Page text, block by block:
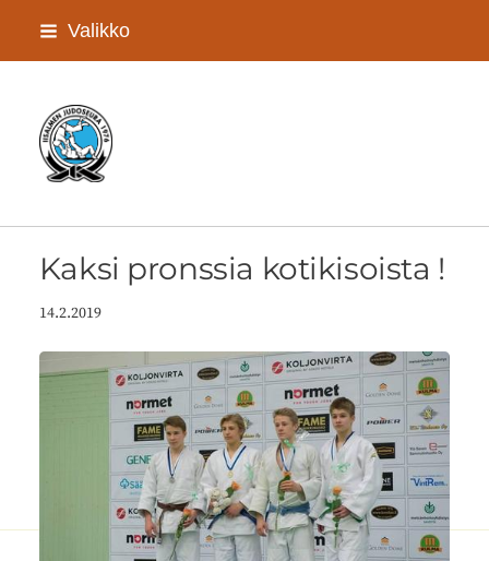
Siirry
Valikko
Iisalmen Judoseura ry
Kaksi pronssia kotikisoista !
14.2.2019